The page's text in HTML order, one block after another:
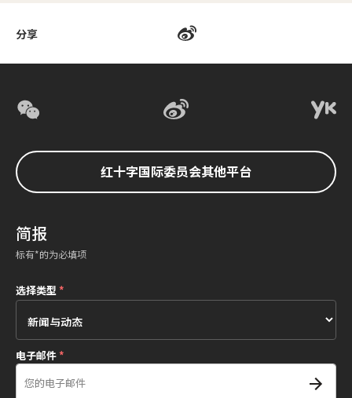
分享
红十字国际委员会其他平台
简报
标有*的为必填项
选择类型*
电子邮件*